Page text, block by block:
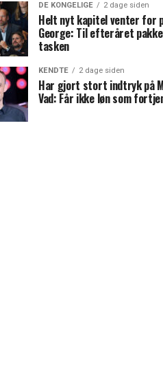
DE KONGELIGE 2 dage siden
Helt nyt kapitel venter for
George: Til efteråret
tasken
KENDTE 2 dage siden
Har gjort stort indtryk på
Vad: Får ikke løn som